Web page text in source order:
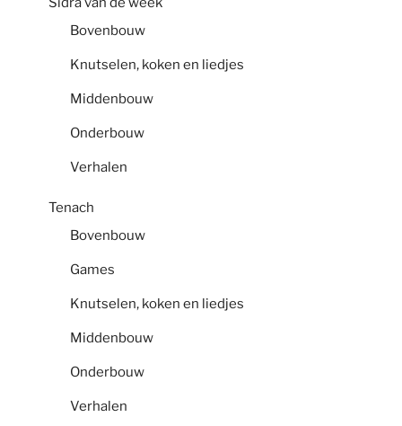
Bovenbouw
Knutselen, koken en liedjes
Middenbouw
Onderbouw
Verhalen
Tenach
Bovenbouw
Games
Knutselen, koken en liedjes
Middenbouw
Onderbouw
Verhalen